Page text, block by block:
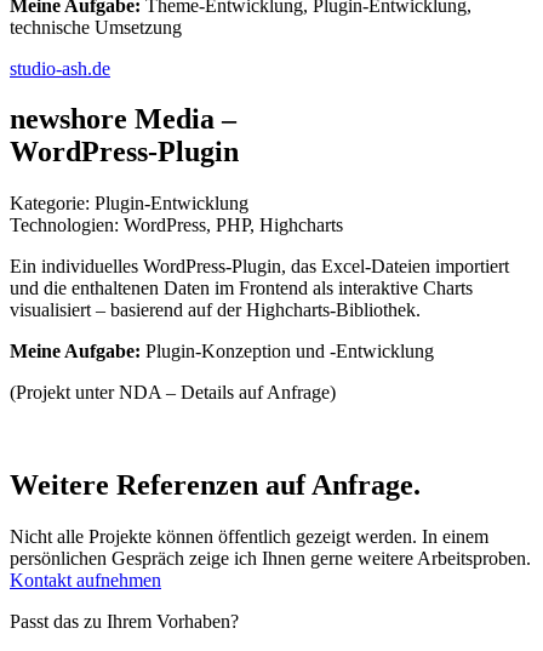
Meine Aufgabe: Theme-Entwicklung, Plugin-Entwicklung,
technische Umsetzung
studio-ash.de
newshore Media –
WordPress-Plugin
Kategorie: Plugin-Entwicklung
Technologien: WordPress, PHP, Highcharts
Ein individuelles WordPress-Plugin, das Excel-Dateien importiert
und die enthaltenen Daten im Frontend als interaktive Charts
visualisiert – basierend auf der Highcharts-Bibliothek.
Meine Aufgabe: Plugin-Konzeption und -Entwicklung
(Projekt unter NDA – Details auf Anfrage)
Weitere Referenzen auf Anfrage.
Nicht alle Projekte können öffentlich gezeigt werden. In einem
persönlichen Gespräch zeige ich Ihnen gerne weitere Arbeitsproben.
Kontakt aufnehmen
Passt das zu Ihrem Vorhaben?